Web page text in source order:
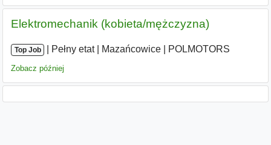
Elektromechanik (kobieta/mężczyzna)
Top Job Pełny etat| Mazańcowice POLMOTORS
Zobacz później